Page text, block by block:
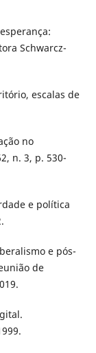
Schwarcz-
escalas de
no
n. 3, p. 530-
e política
e pós-
de